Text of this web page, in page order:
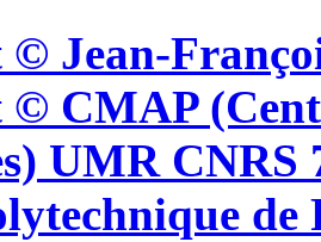
Jean-
CMAP
UMR CNRS
de